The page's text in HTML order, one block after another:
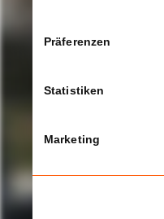
Präferenzen
Statistiken
Marketing